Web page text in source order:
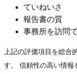
ていねいさ
報告書の質
事務所を訪問
上記の評価項目を総合
す。 信頼性の高い情報